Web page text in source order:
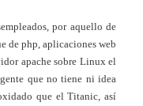
por aquello de
de php, aplicaciones web
apache sobre Linux el
que no tiene ni idea
que el Titanic, así